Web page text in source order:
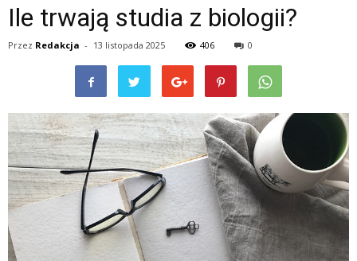
Ile trwają studia z biologii?
Przez Redakcja - 13 listopada 2025 406 0